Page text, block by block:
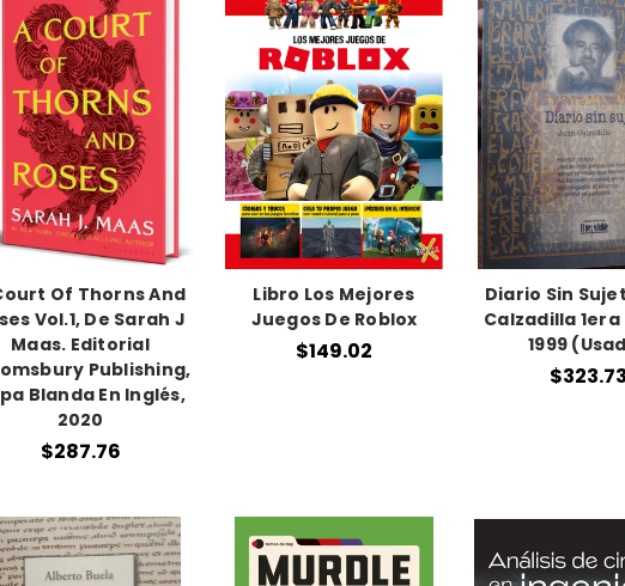
Of Thorns And
Vol.1, De Sarah J
Maas. Editorial
Publishing,
Blanda En Inglés,
2020
$287.76
Libro Los Mejores
Juegos De Roblox
$149.02
Diario Sin
Calzadilla 1era
1999
$323.73